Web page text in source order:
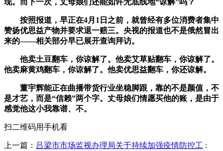
现。而下一次，丈母娘们还能如许无底线地“谅解”吗？
按照报道，早正在4月1日之前，就曾经有多位消费者集中
赞扬优思益产物并要求退一赔三。央视的报道也不是俄然冒出
来的——相关部分早已展开查询拜访。
他卖土豆翻车，你谅解了。他卖艾草贴翻车，你谅解了。
他卖麻黄鸡翻车，你谅解了。他卖优思益翻车，你还谅解。
董宇辉能正在曲播带货行业坐稳脚跟，靠的不是颜值，不
是才艺，而是“信赖”两个字。丈母娘们情愿买他的账，是由于
感觉他这小我靠谱、不。
扫二维码用手机看
上一篇： 吕梁市市场监视办理局关于持续加强疫情防控工 :